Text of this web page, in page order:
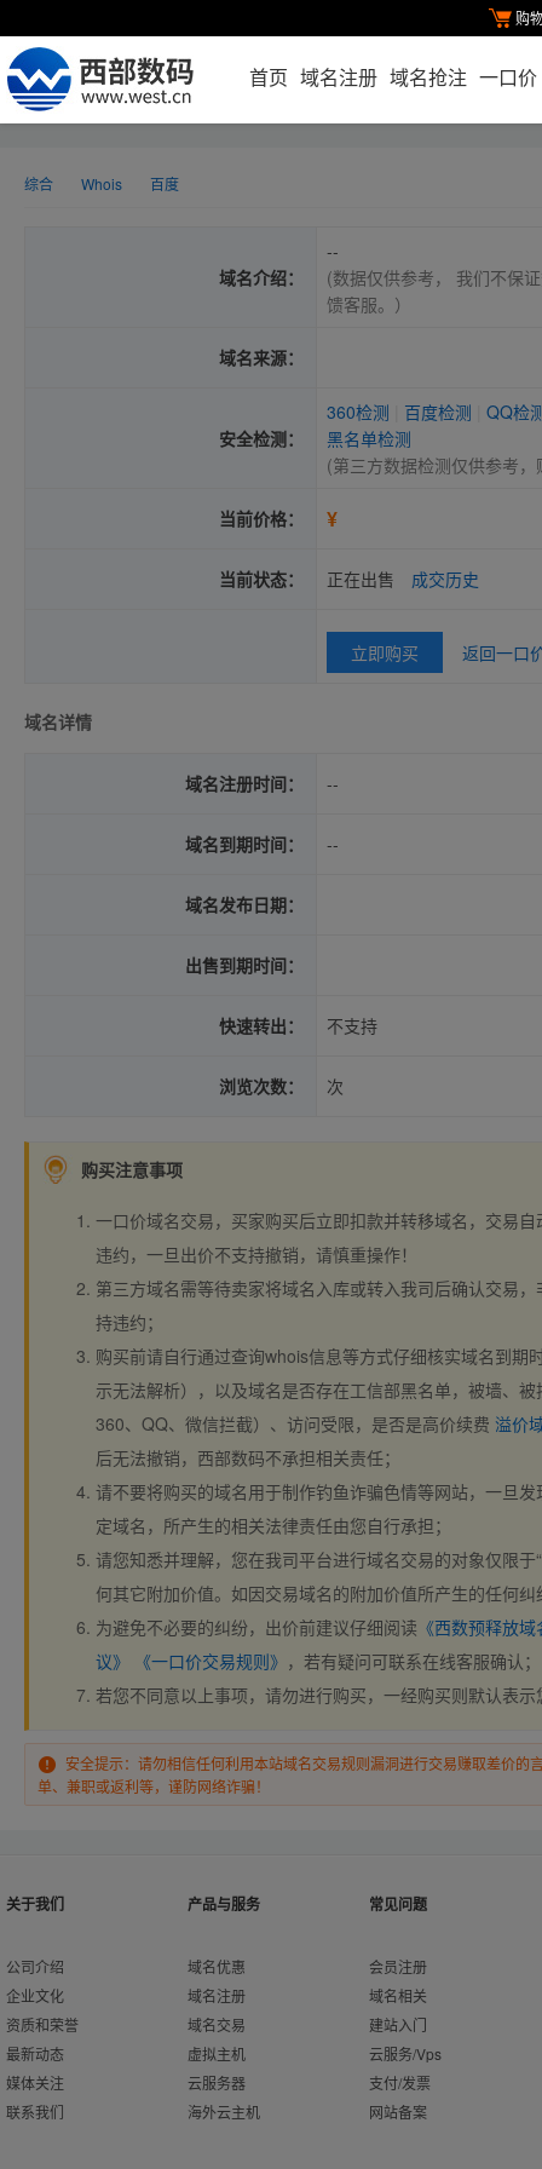
购
首页 域名注册 域名抢注 一口价
综合 Whois 百度
域名介绍：
--
(数据仅供参考， 我们不保
馈客服。）
域名来源：
安全检测：
360检测 百度检测
QQ检
黑名单检测
(第三方数据检测仅供参考
当前价格： ¥
当前状态： 正在出售 成交历史
立即购买 返回一口
域名详情
域名注册时间： --
域名到期时间： --
域名发布日期：
出售到期时间：
快速转出： 不支持
浏览次数： 次
购买注意事项
一口价域名交易，买家购买后立即扣款并转移域名，交易
违约，一旦出价不支持撤销，请慎重操作！
第三方域名需等待卖家将域名入库或转入我司后确认交易
持违约；
购买前请自行通过查询whois信息等方式仔细核实域名到期
示无法解析），以及域名是否存在工信部黑名单，被墙、
360、QQ、微信拦截）、访问受限，是否是高价续费 溢价
后无法撤销，西部数码不承担相关责任；
请不要将购买的域名用于制作钓鱼诈骗色情等网站，一旦
定域名，所产生的相关法律责任由您自行承担；
请您知悉并理解，您在我司平台进行域名交易的对象仅限于
何其它附加价值。如因交易域名的附加价值所产生的任何
为避免不必要的纠纷，出价前建议仔细阅读 《西数预释放
议》
《一口价交易规则》 ，若有疑问可联系在线客服确认；
若您不同意以上事项，请勿进行购买，一经购买则默认表
安全提示：请勿相信任何利用本站域名交易规则漏洞进行交易赚取差价的
单、兼职或返利等，谨防网络诈骗！
关于我们
公司介绍
企业文化
资质和荣誉
最新动态
媒体关注
联系我们
产品与服务
域名优惠
域名注册
域名交易
虚拟主机
云服务器
海外云主机
常见问题
会员注册
域名相关
建站入门
云服务/Vps
支付/发票
网站备案